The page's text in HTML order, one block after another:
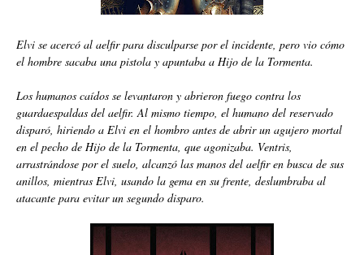
Elvi se acercó al aelfir para disculparse por el incidente, pero vio cómo
el hombre sacaba una pistola y apuntaba a Hijo de la Tormenta.
Los humanos caídos se levantaron y abrieron fuego contra los
guardaespaldas del aelfir. Al mismo tiempo, el humano del reservado
disparó, hiriendo a Elvi en el hombro antes de abrir un agujero mortal
en el pecho de Hijo de la Tormenta, que agonizaba. Ventris,
arrastrándose por el suelo, alcanzó las manos del aelfir en busca de sus
anillos, mientras Elvi, usando la gema en su frente, deslumbraba al
atacante para evitar un segundo disparo.